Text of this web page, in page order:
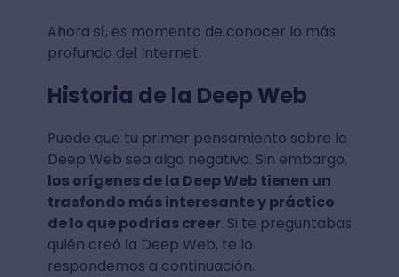
Ahora sí, es momento de conocer lo más
profundo del Internet.
Historia de la Deep Web
Puede que tu primer pensamiento sobre la
Deep Web sea algo negativo. Sin embargo,
los orígenes de la Deep Web tienen un
trasfondo más interesante y práctico
de lo que podrías creer. Si te preguntabas
quién creó la Deep Web, te lo
respondemos a continuación.